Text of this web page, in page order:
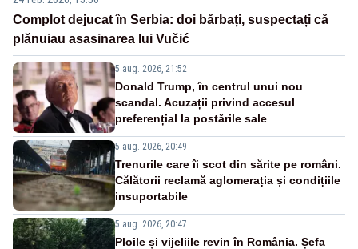
Complot dejucat în Serbia: doi bărbați, suspectați că
plănuiau asasinarea lui Vučić
5 aug. 2026, 21:52
Donald Trump, în centrul unui nou
scandal. Acuzații privind accesul
preferențial la postările sale
5 aug. 2026, 20:49
Trenurile care îi scot din sărite pe români.
Călătorii reclamă aglomerația și condițiile
insuportabile
5 aug. 2026, 20:47
Ploile și vijeliile revin în România. Șefa